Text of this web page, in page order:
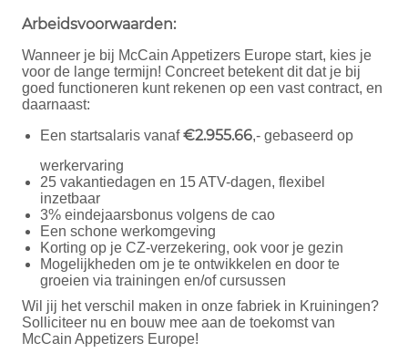
Arbeidsvoorwaarden:
Wanneer je bij McCain Appetizers Europe start, kies je
voor de lange termijn! Concreet betekent dit dat je bij
goed functioneren kunt rekenen op een vast contract, en
daarnaast:
Een startsalaris vanaf€2.955.66,- gebaseerd op
werkervaring
25 vakantiedagen en 15 ATV-dagen, flexibel
inzetbaar
3% eindejaarsbonus volgens de cao
Een schone werkomgeving
Korting op je CZ-verzekering, ook voor je gezin
Mogelijkheden om je te ontwikkelen en door te
groeien via trainingen en/of cursussen
Wil jij het verschil maken in onze fabriek in Kruiningen?
Solliciteer nu en bouw mee aan de toekomst van
McCain Appetizers Europe!